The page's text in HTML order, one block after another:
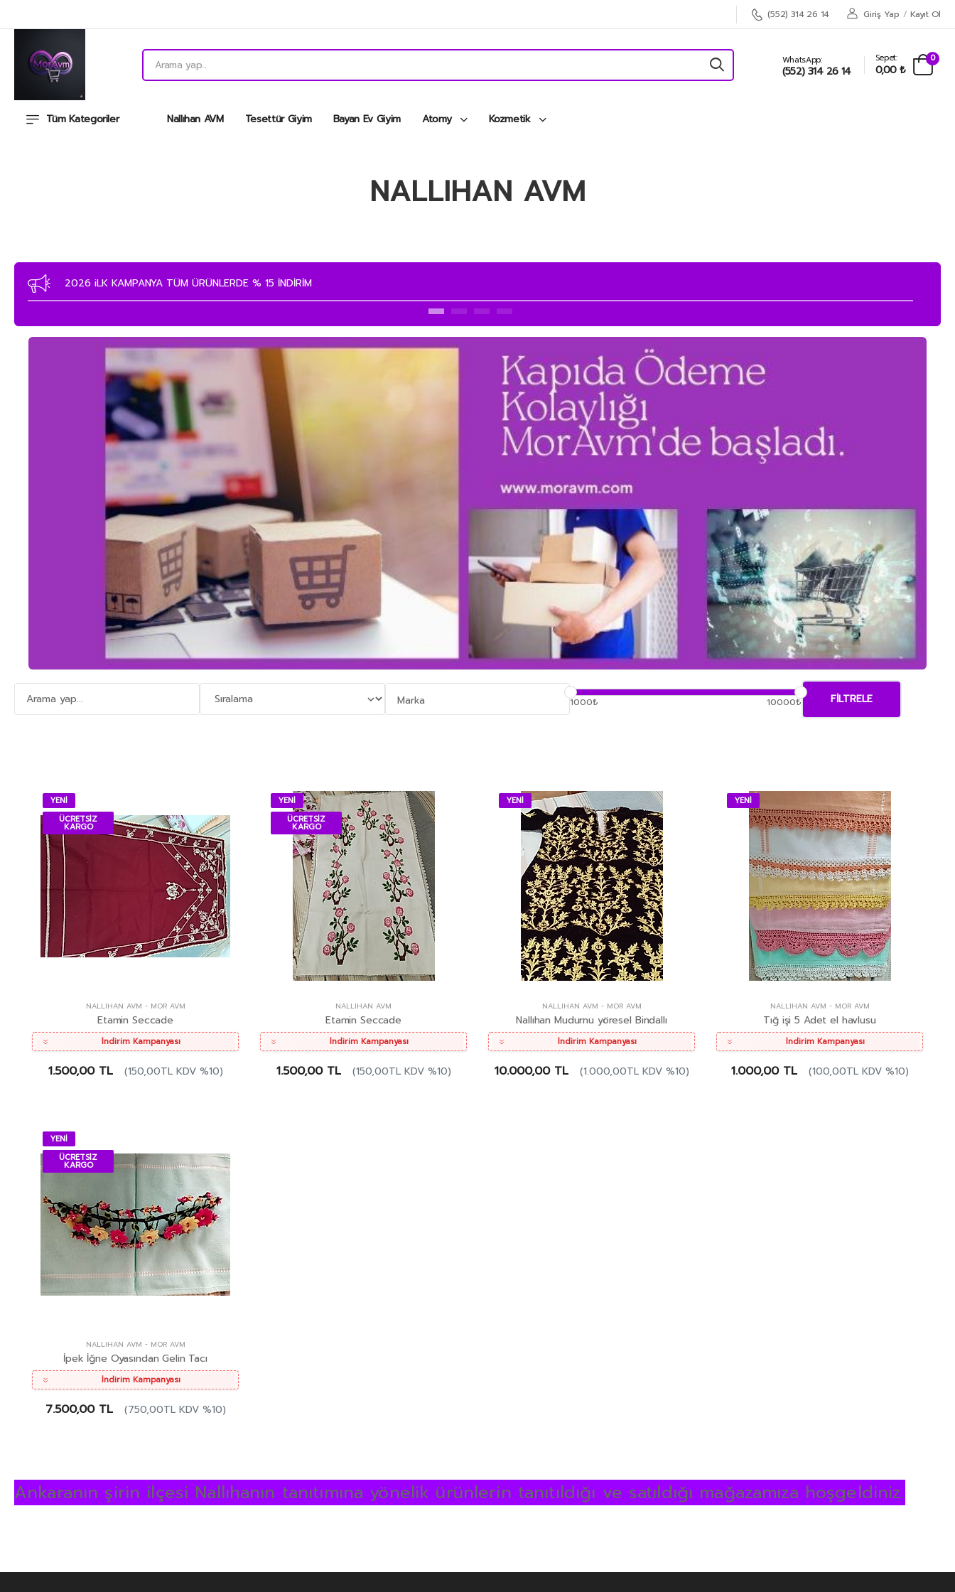
(552) 314 26 14 Giriş Yap / Kayıt Ol
WhatsApp:
(552) 314 26 14
Sepet:
0,00 ₺
0
Tüm Kategoriler Nallıhan AVM Tesettür Giyim Bayan Ev Giyim Atomy Kozmetik
NALLIHAN AVM
MAĞAZAMIZA ÜYE OLAN MÜŞTERİLERİMİZE EKSTRA % 15 İNDİRİM KAMPANYASI 2026 DA BAŞLADI
1000₺ 10000₺ FILTRELE
YENİ
ÜCRETSİZ
KARGO
NALLIHAN AVM - MOR AVM
Etamin Seccade
İndirim Kampanyası
1.500,00 TL (150,00TL KDV %10)
YENİ
ÜCRETSİZ
KARGO
NALLIHAN AVM
Etamin Seccade
İndirim Kampanyası
1.500,00 TL (150,00TL KDV %10)
YENİ
NALLIHAN AVM - MOR AVM
Nallıhan Mudurnu yöresel Bindallı
İndirim Kampanyası
10.000,00 TL (1.000,00TL KDV %10)
YENİ
NALLIHAN AVM - MOR AVM
Tığ işi 5 Adet el havlusu
İndirim Kampanyası
1.000,00 TL (100,00TL KDV %10)
YENİ
ÜCRETSİZ
KARGO
NALLIHAN AVM - MOR AVM
İpek İğne Oyasından Gelin Tacı
İndirim Kampanyası
7.500,00 TL (750,00TL KDV %10)
Ankaranın şirin ilçesi Nallıhanın tanıtımına yönelik ürünlerin tanıtıldığı ve satıldığı mağazamıza hoşgeldiniz.